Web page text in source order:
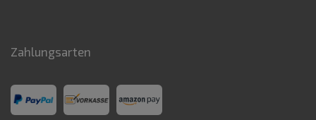
Zahlungsarten